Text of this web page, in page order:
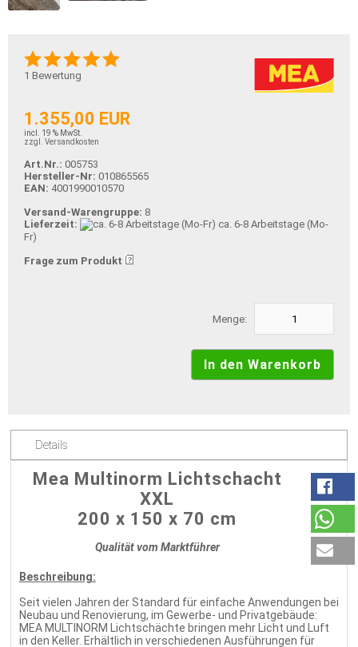
1 Bewertung
1.355,00 EUR
incl. 19 % MwSt.
zzgl. Versandkosten
Art.Nr.: 005753
Hersteller-Nr: 010865565
EAN: 4001990010570
Versand-Warengruppe: 8
Lieferzeit:
ca. 6-8 Arbeitstage (Mo-
Fr)
Frage zum Produkt
Menge:
Details
Mea Multinorm Lichtschacht
XXL
200 x 150 x 70 cm
Qualität vom Marktführer
Beschreibung:
Seit vielen Jahren der Standard für einfache Anwendungen bei
Neubau und Renovierung, im Gewerbe- und Privatgebäude:
MEA MULTINORM Lichtschächte bringen mehr Licht und Luft
in den Keller. Erhältlich in verschiedenen Ausführungen für